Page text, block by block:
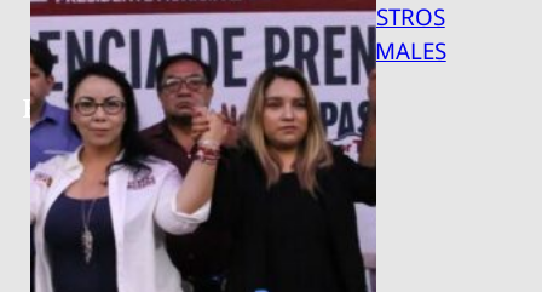
RASTROS Y ROSTROS
VÍNCULOS ANIMALES